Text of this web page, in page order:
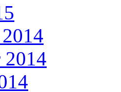
2014